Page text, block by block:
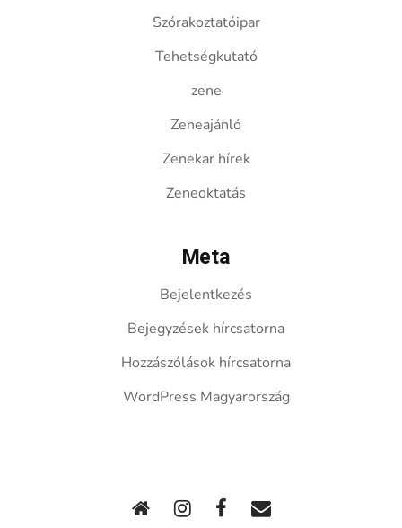
Szórakoztatóipar
Tehetségkutató
zene
Zeneajánló
Zenekar hírek
Zeneoktatás
Meta
Bejelentkezés
Bejegyzések hírcsatorna
Hozzászólások hírcsatorna
WordPress Magyarország